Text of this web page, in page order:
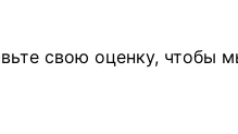
свою оценку, чтобы